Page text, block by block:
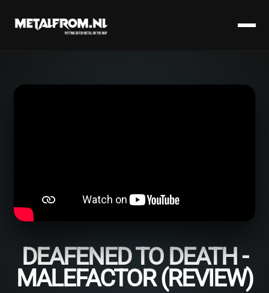
DEAFENED TO DEATH -
MALEFACTOR (REVIEW)